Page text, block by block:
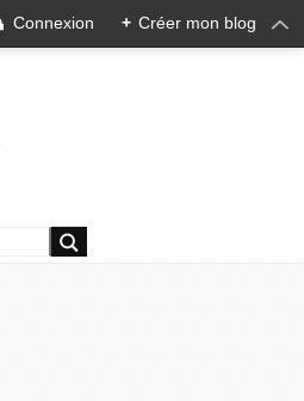
Connexion + Créer mon blog